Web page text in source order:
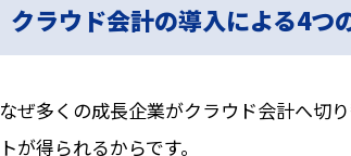
クラウド会計の導入による4つ
なぜ多くの成長企業がクラウド会計へ切
トが得られるからです。